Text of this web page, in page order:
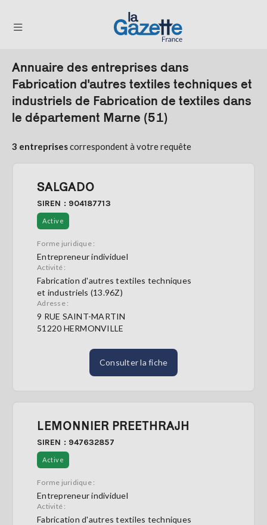
THÉMATIQUES
RÉGIONS
FORMATS
TENDANCES
GAZETTE
Se
connecter
S'abonner
Annuaire des entreprises dans
Fabrication d'autres textiles techniques et
industriels de Fabrication de textiles dans
le département Marne (51)
3 entreprisescorrespondent à votre requête
SALGADO
SIREN : 904187713
Active
Forme juridique :
Entrepreneur individuel
Activité :
Fabrication d'autres textiles techniques
et industriels (13.96Z)
Adresse :
9 RUE SAINT-MARTIN
51220 HERMONVILLE
Consulter la fiche
LEMONNIER PREETHRAJH
SIREN : 947632857
Active
Forme juridique :
Entrepreneur individuel
Activité :
Fabrication d'autres textiles techniques